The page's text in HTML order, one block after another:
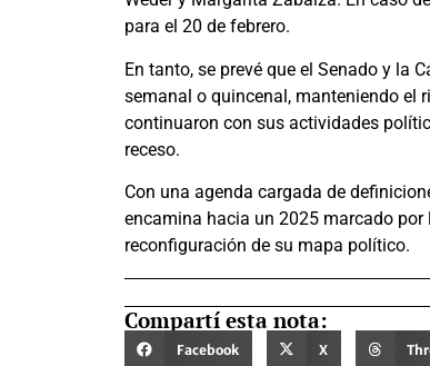
para el 20 de febrero.
En tanto, se prevé que el Senado y la
semanal o quincenal, manteniendo el
continuaron con sus actividades
receso.
Con una agenda cargada de
encamina hacia un 2025 marcado
reconfiguración de su mapa político.
Compartí esta nota:
Facebook X